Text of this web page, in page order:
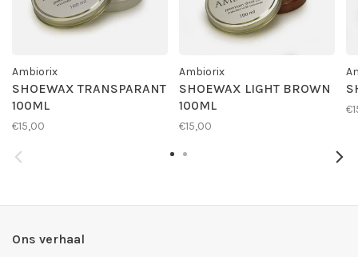
Ambiorix
SHOEWAX TRANSPARANT
100ML
€15,00
Ambiorix
SHOEWAX LIGHT BROWN
100ML
€15,00
Ons verhaal